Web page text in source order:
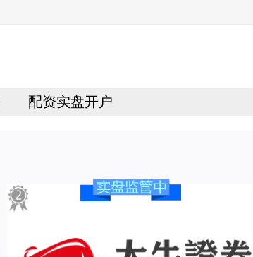
配资实盘开户